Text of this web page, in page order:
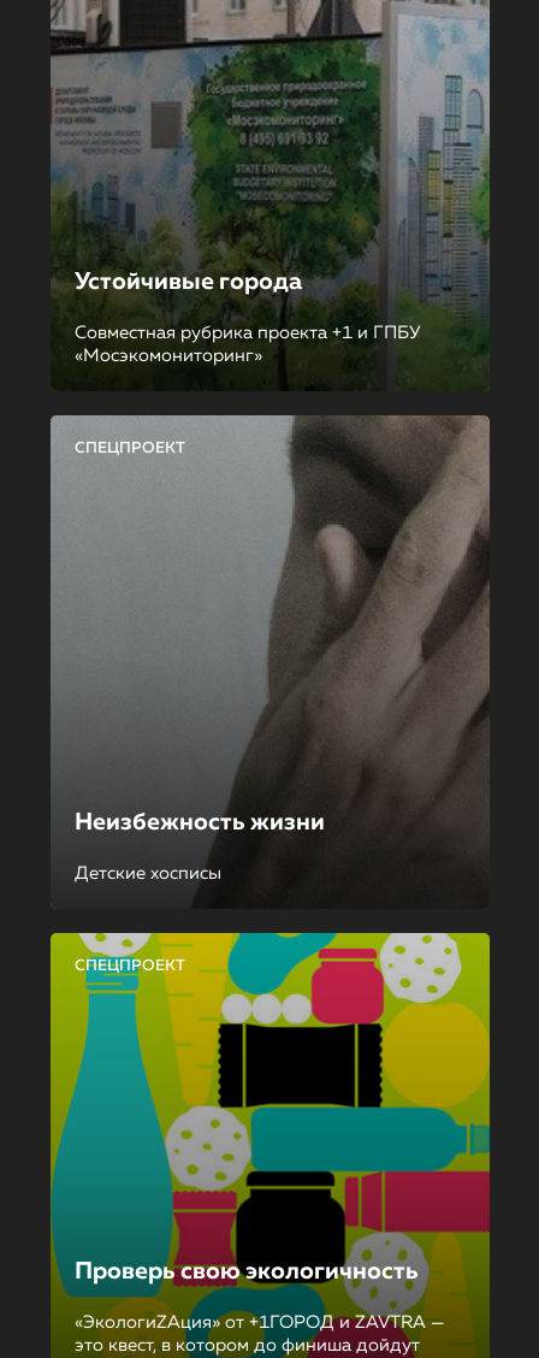
Устойчивые города
Совместная рубрика проекта +1 и ГПБУ
«Мосэкомониторинг»
СПЕЦПРОЕКТ
Неизбежность жизни
Детские хосписы
СПЕЦПРОЕКТ
Проверь свою экологичность
«ЭкологиZAция» от +1ГОРОД и ZAVTRA —
это квест, в котором до финиша дойдут